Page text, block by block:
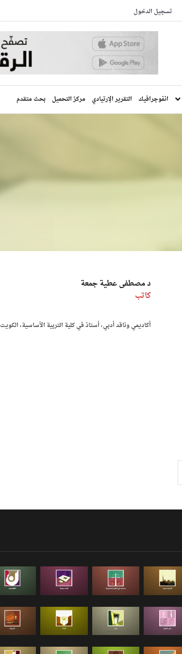
تسجيل الدخول
انفوجرافيك التقرير الإرتيادي مركز التحميل بحث متقدم
د مصطفى عطية جمعة
كاتب
أكاديمي وناقد أدبي، أستاذ في كلية التربية الأساسية، الكويت